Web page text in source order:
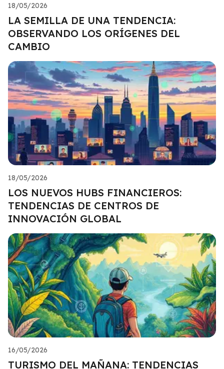
18/05/2026
LA SEMILLA DE UNA TENDENCIA:
OBSERVANDO LOS ORÍGENES DEL
CAMBIO
18/05/2026
LOS NUEVOS HUBS FINANCIEROS:
TENDENCIAS DE CENTROS DE
INNOVACIÓN GLOBAL
16/05/2026
TURISMO DEL MAÑANA: TENDENCIAS